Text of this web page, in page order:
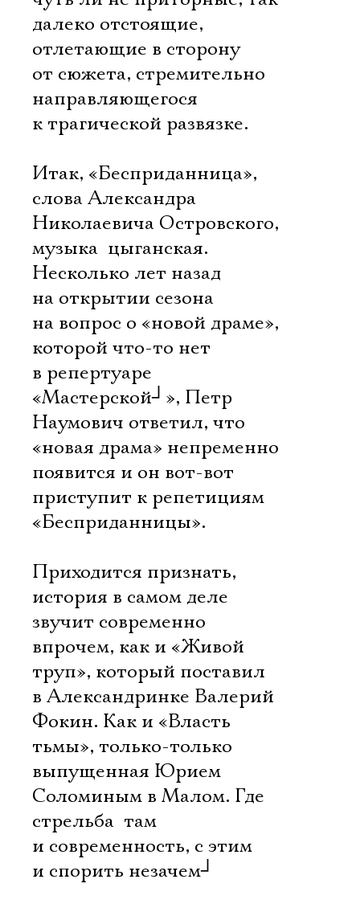
далеко отстоящие,
отлетающие в сторону
от сюжета, стремительно
направляющегося
к трагической развязке.
Итак, «Бесприданница»,
слова Александра
Николаевича Островского,
музыка  цыганская.
Несколько лет назад
на открытии сезона
на вопрос о «новой драме»,
которой что-то нет
в репертуаре
«Мастерской┘ », Петр
Наумович ответил, что
«новая драма» непременно
появится и он вот-вот
приступит к репетициям
«Бесприданницы».
Приходится признать,
история в самом деле
звучит современно 
впрочем, как и «Живой
труп», который поставил
в Александринке Валерий
Фокин. Как и «Власть
тьмы», только-только
выпущенная Юрием
Соломиным в Малом. Где
стрельба  там
и современность, с этим
и спорить незачем┘